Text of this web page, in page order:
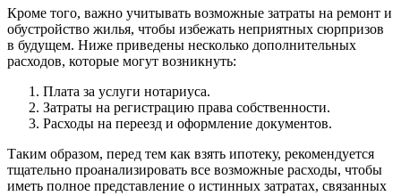
Кроме того, важно учитывать возможные затраты на ремонт и
обустройство жилья, чтобы избежать неприятных сюрпризов
в будущем. Ниже приведены несколько дополнительных
расходов, которые могут возникнуть:
Плата за услуги нотариуса.
Затраты на регистрацию права собственности.
Расходы на переезд и оформление документов.
Таким образом, перед тем как взять ипотеку, рекомендуется
тщательно проанализировать все возможные расходы, чтобы
иметь полное представление о истинных затратах, связанных